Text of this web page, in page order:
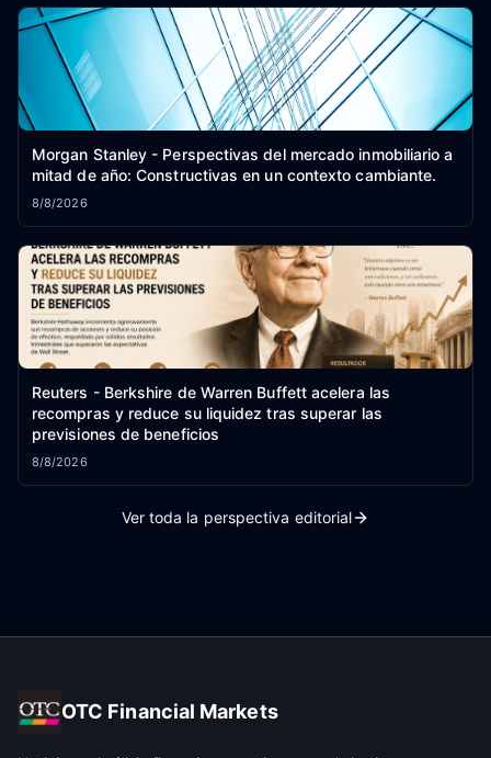
Morgan Stanley - Perspectivas del mercado inmobiliario a
mitad de año: Constructivas en un contexto cambiante.
8/8/2026
Reuters - Berkshire de Warren Buffett acelera las
recompras y reduce su liquidez tras superar las
previsiones de beneficios
8/8/2026
Ver toda la perspectiva editorial
OTC Financial Markets